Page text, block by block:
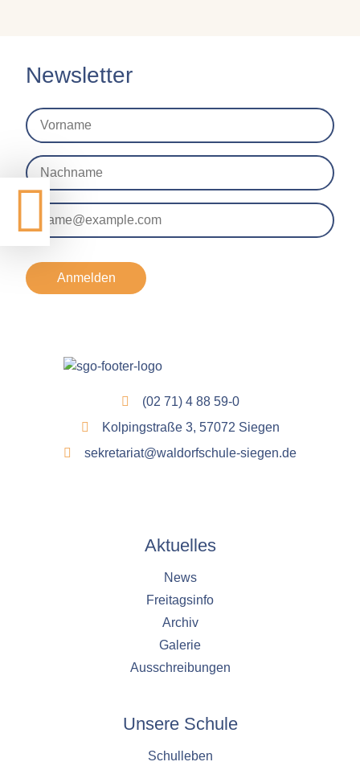
Newsletter
Anmelden
(02 71) 4 88 59-0
Kolpingstraße 3, 57072 Siegen
sekretariat@waldorfschule-siegen.de
Aktuelles
News
Freitagsinfo
Archiv
Galerie
Ausschreibungen
Unsere Schule
Schulleben